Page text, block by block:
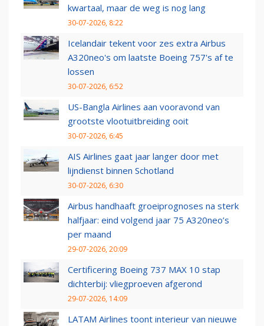
kwartaal, maar de weg is nog lang
30-07-2026, 8:22
Icelandair tekent voor zes extra Airbus
A320neo's om laatste Boeing 757's af te
lossen
30-07-2026, 6:52
US-Bangla Airlines aan vooravond van
grootste vlootuitbreiding ooit
30-07-2026, 6:45
AIS Airlines gaat jaar langer door met
lijndienst binnen Schotland
30-07-2026, 6:30
Airbus handhaaft groeiprognoses na sterk
halfjaar: eind volgend jaar 75 A320neo’s
per maand
29-07-2026, 20:09
Certificering Boeing 737 MAX 10 stap
dichterbij: vliegproeven afgerond
29-07-2026, 14:09
LATAM Airlines toont interieur van nieuwe